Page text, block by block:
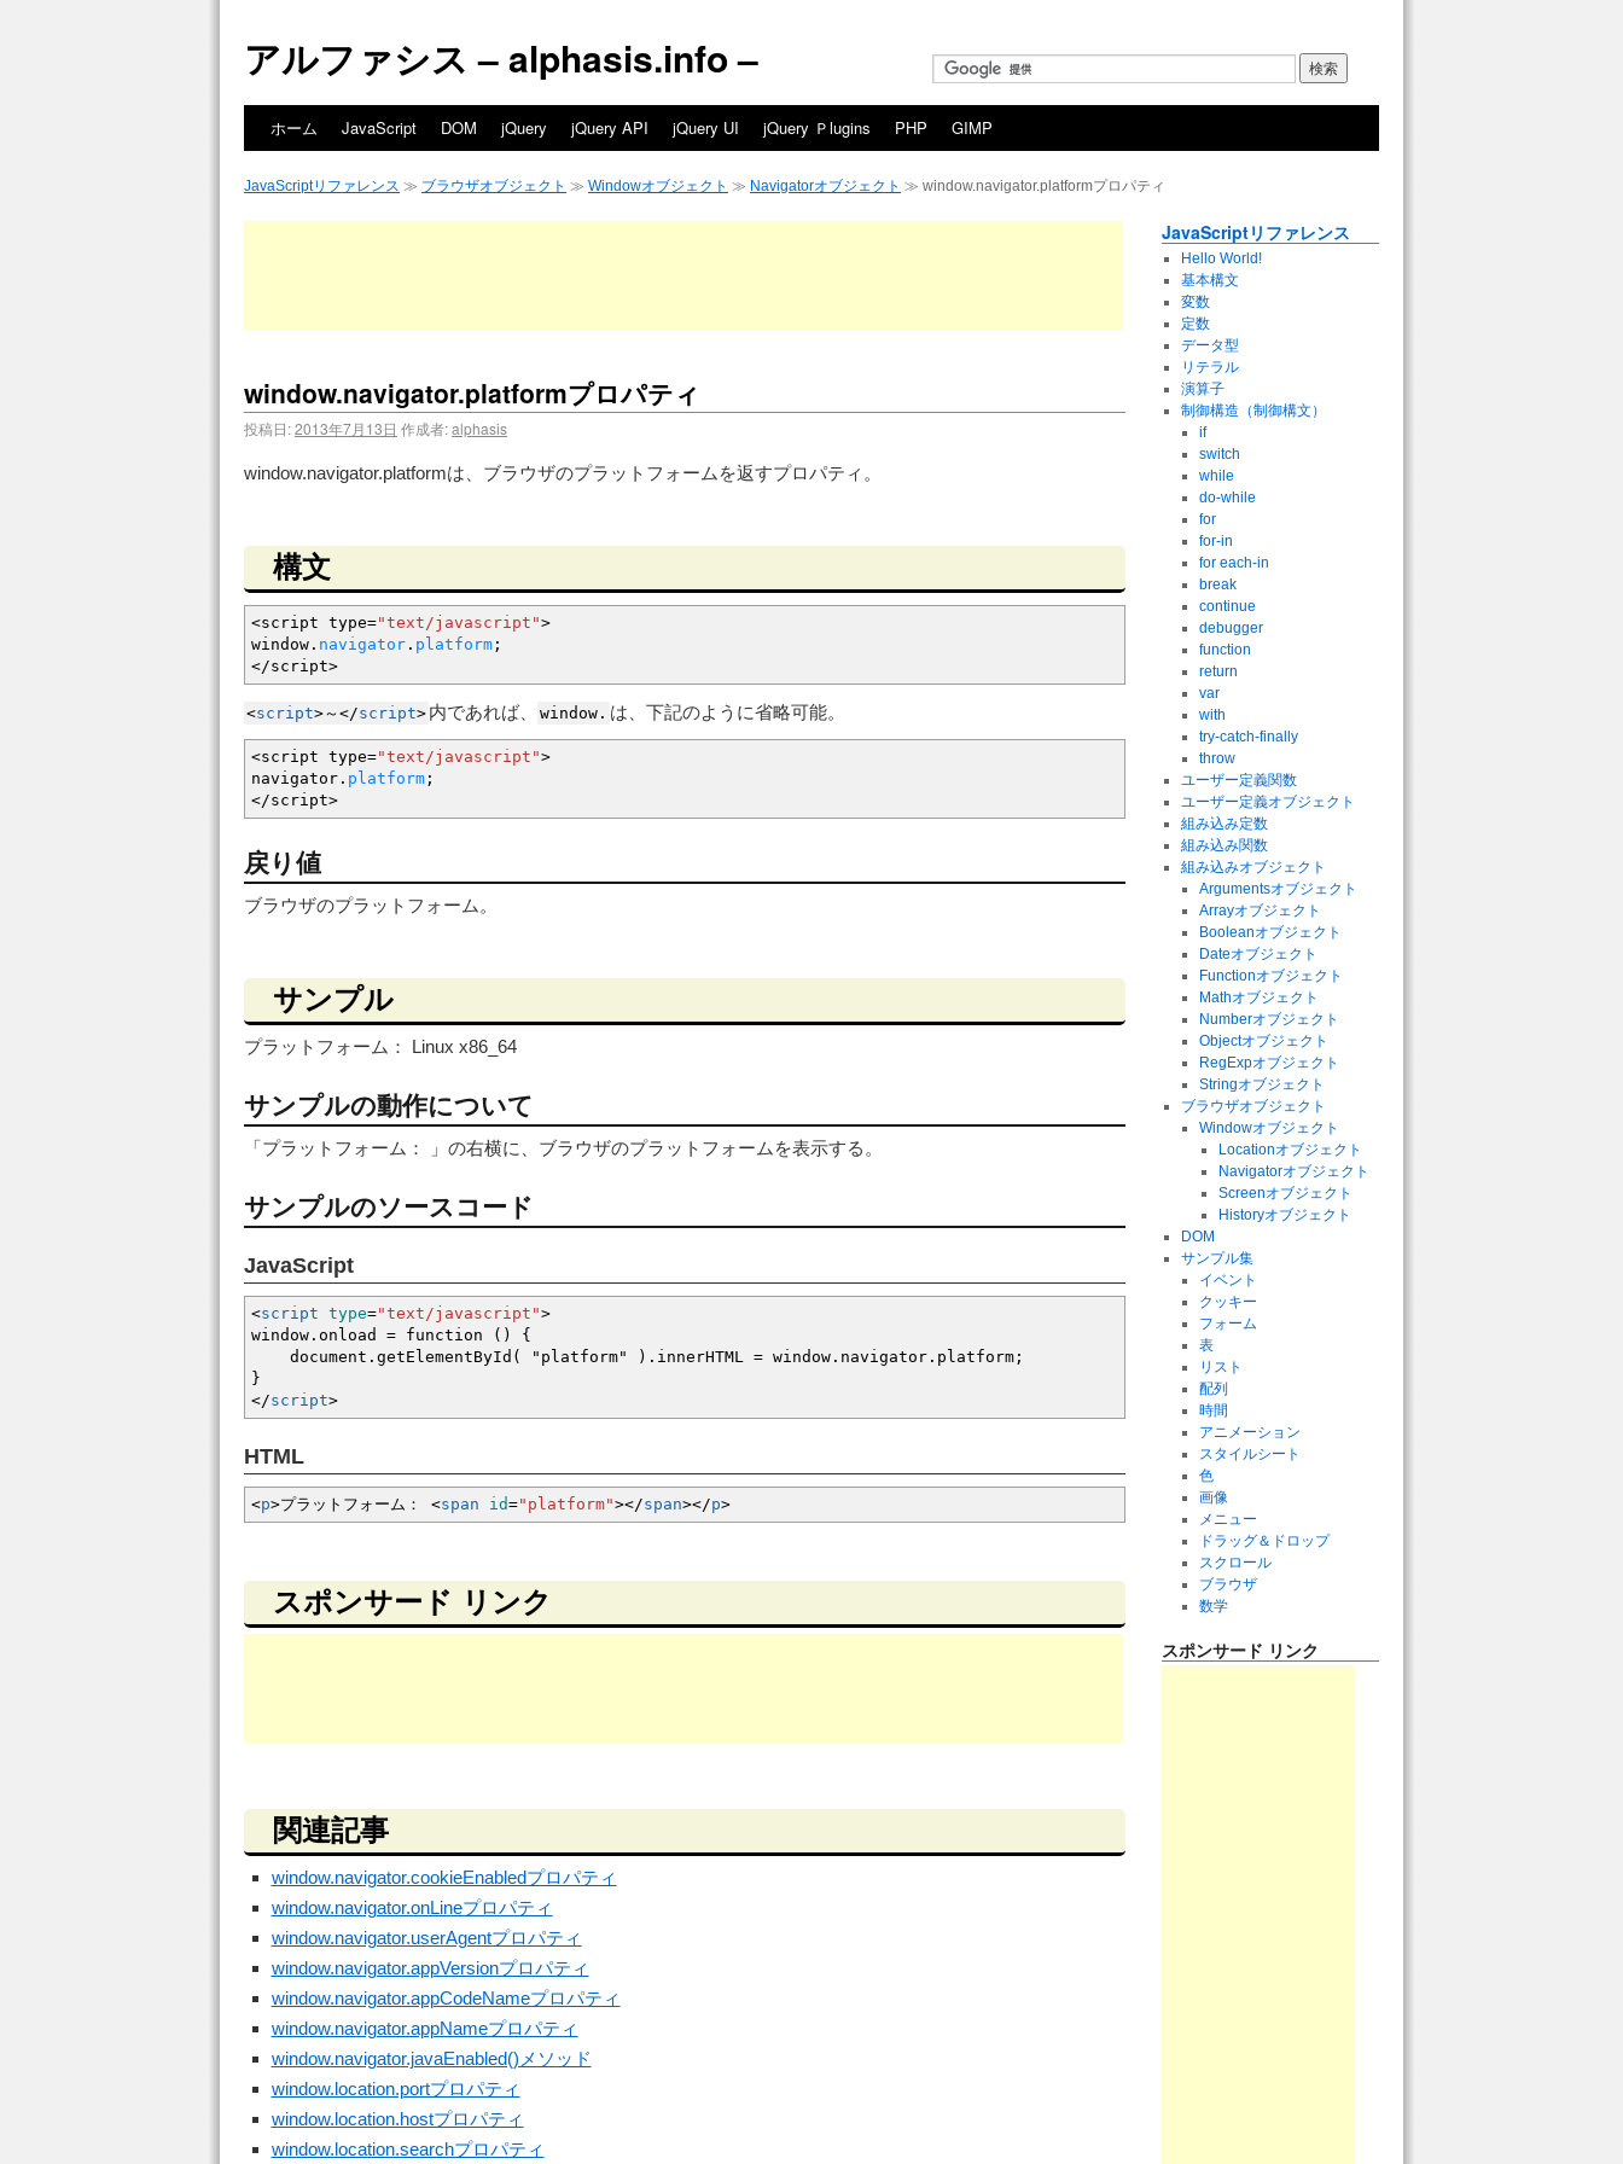
アルファシス – alphasis.info –
ホーム JavaScript DOM jQuery jQuery API jQuery UI jQuery Ｐlugins PHP GIMP
JavaScriptリファレンス ≫ ブラウザオブジェクト ≫ Windowオブジェクト ≫ Navigatorオブジェクト ≫ window.navigator.platformプロパティ
window.navigator.platformプロパティ
投稿日:2013年7月13日 作成者:alphasis
window.navigator.platformは、ブラウザのプラットフォームを返すプロパティ。
構文
<script type="text/javascript">
window. navigator . platform ;
</script>
<script>～</script> 内であれば、 window. は、下記のように省略可能。
<script type="text/javascript">
navigator. platform ;
</script>
戻り値
ブラウザのプラットフォーム。
サンプル
プラットフォーム： Linux x86_64
サンプルの動作について
「プラットフォーム： 」の右横に、ブラウザのプラットフォームを表示する。
サンプルのソースコード
JavaScript
<script type="text/javascript">
window.onload = function () {
document.getElementById( "platform" ).innerHTML = window.navigator.platform;
}
</script>
HTML
<p>プラットフォーム： <span id="platform"></span></p>
スポンサード リンク
関連記事
window.navigator.cookieEnabledプロパティ
window.navigator.onLineプロパティ
window.navigator.userAgentプロパティ
window.navigator.appVersionプロパティ
window.navigator.appCodeNameプロパティ
window.navigator.appNameプロパティ
window.navigator.javaEnabled()メソッド
window.location.portプロパティ
window.location.hostプロパティ
window.location.searchプロパティ
JavaScriptリファレンス
Hello World!
基本構文
変数
定数
データ型
リテラル
演算子
制御構造（制御構文）
if
switch
while
do-while
for
for-in
for each-in
break
continue
debugger
function
return
var
with
try-catch-finally
throw
ユーザー定義関数
ユーザー定義オブジェクト
組み込み定数
組み込み関数
組み込みオブジェクト
Argumentsオブジェクト
Arrayオブジェクト
Booleanオブジェクト
Dateオブジェクト
Functionオブジェクト
Mathオブジェクト
Numberオブジェクト
Objectオブジェクト
RegExpオブジェクト
Stringオブジェクト
ブラウザオブジェクト
Windowオブジェクト
Locationオブジェクト
Navigatorオブジェクト
Screenオブジェクト
Historyオブジェクト
DOM
サンプル集
イベント
クッキー
フォーム
表
リスト
配列
時間
アニメーション
スタイルシート
色
画像
メニュー
ドラッグ＆ドロップ
スクロール
ブラウザ
数学
スポンサード リンク